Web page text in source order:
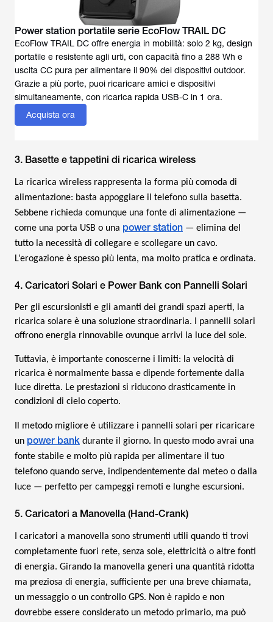
Power station portatile serie EcoFlow TRAIL DC
EcoFlow TRAIL DC offre energia in mobilità: solo 2 kg, design
portatile e resistente agli urti, con capacità fino a 288 Wh e
uscita CC pura per alimentare il 90% dei dispositivi outdoor.
Grazie a più porte, puoi ricaricare amici e dispositivi
simultaneamente, con ricarica rapida USB-C in 1 ora.
Acquista ora
3. Basette e tappetini di ricarica wireless
La ricarica wireless rappresenta la forma più comoda di
alimentazione: basta appoggiare il telefono sulla basetta.
Sebbene richieda comunque una fonte di alimentazione —
come una porta USB o una power station — elimina del
tutto la necessità di collegare e scollegare un cavo.
L’erogazione è spesso più lenta, ma molto pratica e ordinata.
4. Caricatori Solari e Power Bank con Pannelli Solari
Per gli escursionisti e gli amanti dei grandi spazi aperti, la
ricarica solare è una soluzione straordinaria. I pannelli solari
offrono energia rinnovabile ovunque arrivi la luce del sole.
Tuttavia, è importante conoscerne i limiti: la velocità di
ricarica è normalmente bassa e dipende fortemente dalla
luce diretta. Le prestazioni si riducono drasticamente in
condizioni di cielo coperto.
Il metodo migliore è utilizzare i pannelli solari per ricaricare
un power bank durante il giorno. In questo modo avrai una
fonte stabile e molto più rapida per alimentare il tuo
telefono quando serve, indipendentemente dal meteo o dalla
luce — perfetto per campeggi remoti e lunghe escursioni.
5. Caricatori a Manovella (Hand-Crank)
I caricatori a manovella sono strumenti utili quando ti trovi
completamente fuori rete, senza sole, elettricità o altre fonti
di energia. Girando la manovella generi una quantità ridotta
ma preziosa di energia, sufficiente per una breve chiamata,
un messaggio o un controllo GPS. Non è rapido e non
dovrebbe essere considerato un metodo primario, ma può